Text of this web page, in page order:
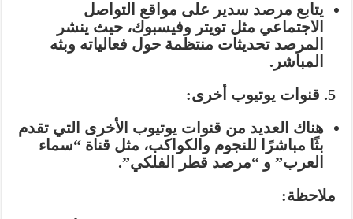
يتابع مرصد سدير على مواقع التواصل
الاجتماعي مثل تويتر وفيسبوك، حيث ينشر
المرصد تحديثات منتظمة حول فعالياته وبثه
المباشر.
5. قنوات يوتيوب أخرى:
هناك العديد من قنوات يوتيوب الأخرى التي تقدم
بثًا مباشرًا للنجوم والكواكب، مثل قناة “سماء
العرب” و “مرصد قطر الفلكي”.
ملاحظة: